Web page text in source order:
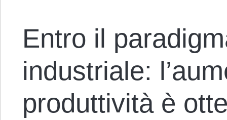
Entro il
industriale:
produttività è